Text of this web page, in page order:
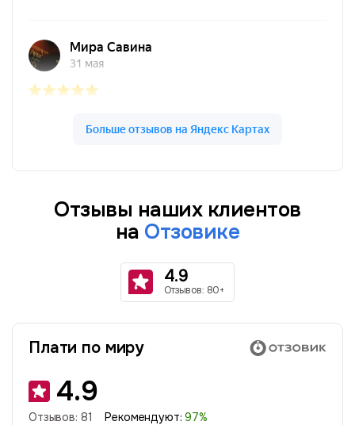
Отзывы наших клиентов
на Отзовике
4.9
Отзывов: 80+
Плати по миру
4.9
Отзывов: 81 Рекомендуют:97%